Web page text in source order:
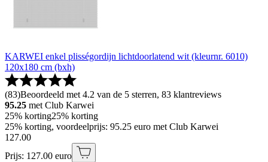
KARWEI enkel plisségordijn lichtdoorlatend wit (kleurnr. 6010)
120x180 cm (bxh)
(83)Beoordeeld met 4.2 van de 5 sterren, 83 klantreviews
95.25 met Club Karwei
25% korting25% korting
25% korting, voordeelprijs: 95.25 euro met Club Karwei
127.00
Prijs: 127.00 euro